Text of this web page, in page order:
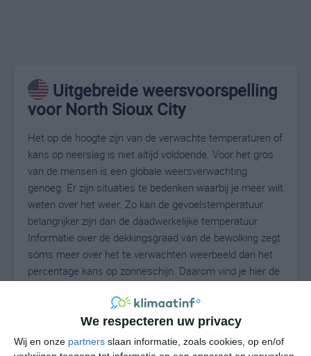
We respecteren uw privacy
Wij en onze partners slaan informatie, zoals cookies, op en/of
Uitgebreide weersvoorspelling
voor North Sioux City
Het op de hoogte zijn van de verwachte temperaturen of
kans op neerslag is niet altijd voldoende. Voor het gros
van de mensen is een globale weersverwachting
genoeg. Er zijn situaties te bedenken waarbij je meer wilt
weten over het weer. Zo kan de gevoelstemperatuur
belangrijker zijn dan de daadwerkelijke temperatuur.
Informatie over de dekkingsgraad van de bewolking zegt
soms meer over het te verwachten weerbeeld dan het
percentage kans op zonneschijn. Daarom vind je hier de